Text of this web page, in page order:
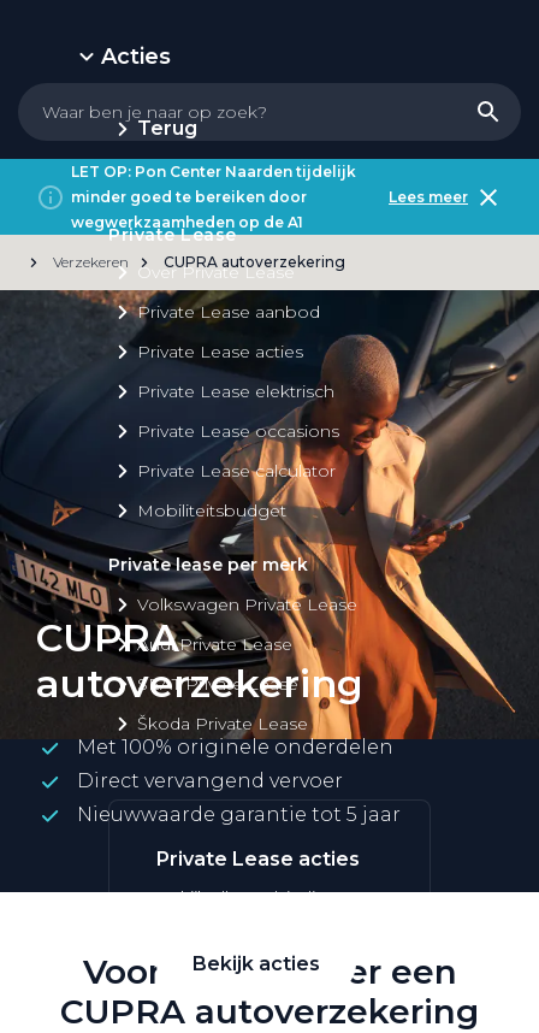
Acties
Terug
Private Lease
Over Private Lease
Private Lease aanbod
Private Lease acties
Private Lease elektrisch
Private Lease occasions
Private Lease calculator
Mobiliteitsbudget
Private lease per merk
Volkswagen Private Lease
Audi Private Lease
SEAT Private Lease
Škoda Private Lease
Private Lease acties
Bekijk alle aanbiedingen
Bekijk acties
LET OP: Pon Center Naarden tijdelijk
minder goed te bereiken door
wegwerkzaamheden op de A1
Lees meer
Verzekeren CUPRA autoverzekering
CUPRA
autoverzekering
Met 100% originele onderdelen
Direct vervangend vervoer
Nieuwwaarde garantie tot 5 jaar
Voor iedere rijder een
CUPRA autoverzekering